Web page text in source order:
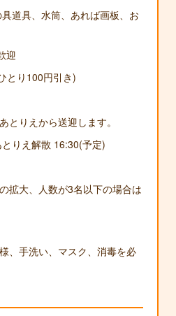
道具、水筒、あれば画板、お
迎
とり100円引き)
とりえから送迎します。
りえ解散 16:30(予定)
拡大、人数が3名以下の場合は
、手洗い、マスク、消毒を必